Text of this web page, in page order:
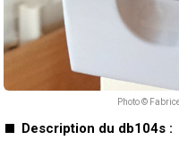
Photo ©
Description du db104s :